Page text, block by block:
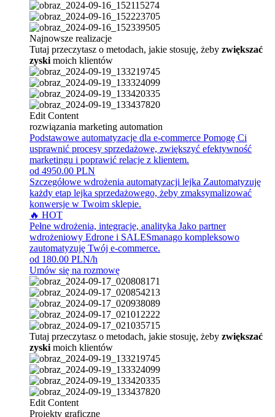
Najnowsze realizacje
Tutaj przeczytasz o metodach, jakie stosuję, żeby zwiększać
zyski moich klientów
Edit Content
rozwiązania marketing automation
Podstawowe automatyzacje dla e-commerce Pomogę Ci
usprawnić procesy sprzedażowe, zwiększyć efektywność
marketingu i poprawić relacje z klientem.
od 4950.00 PLN
Szczegółowe wdrożenia automatyzacji lejka Zautomatyzuję
każdy etap lejka sprzedażowego, żeby zmaksymalizować
konwersje w Twoim sklepie.
🔥 HOT
Pełne wdrożenia, integracje, analityka Jako partner
wdrożeniowy Edrone i SALESmanago kompleksowo
zautomatyzuję Twój e-commerce.
od 180.00 PLN/h
Umów się na rozmowę
Tutaj przeczytasz o metodach, jakie stosuję, żeby zwiększać
zyski moich klientów
Edit Content
Projekty graficzne